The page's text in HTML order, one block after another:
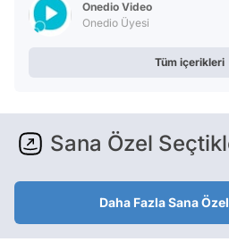
Onedio Video
Onedio Üyesi
Tüm içerikleri
Sana Özel
Daha Fazla Sana